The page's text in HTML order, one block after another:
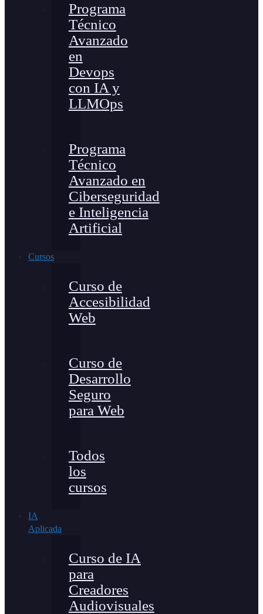
Programa
Técnico
Avanzado
en
Devops
con IA y
LLMOps
Programa
Técnico
Avanzado en
Ciberseguridad
e Inteligencia
Artificial
Cursos
Curso de
Accesibilidad
Web
Curso de
Desarrollo
Seguro
para Web
Todos
los
cursos
IA
Aplicada
Curso de IA
para
Creadores
Audiovisuales